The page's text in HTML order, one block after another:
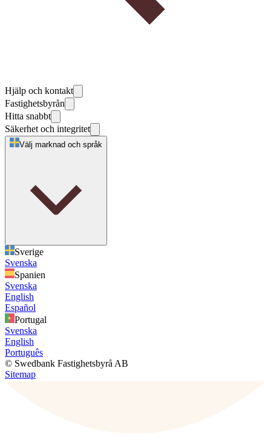
Hjälp och kontakt
Fastighetsbyrån
Hitta snabbt
Säkerhet och integritet
Välj marknad och språk
Sverige
Svenska
Spanien
Svenska
English
Español
Portugal
Svenska
English
Português
© Swedbank Fastighetsbyrå AB
Sitemap